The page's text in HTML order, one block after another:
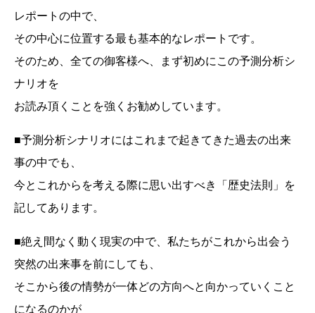
レポートの中で、
その中心に位置する最も基本的なレポートです。
そのため、全ての御客様へ、まず初めにこの予測分析シ
ナリオを
お読み頂くことを強くお勧めしています。
■予測分析シナリオにはこれまで起きてきた過去の出来
事の中でも、
今とこれからを考える際に思い出すべき「歴史法則」を
記してあります。
■絶え間なく動く現実の中で、私たちがこれから出会う
突然の出来事を前にしても、
そこから後の情勢が一体どの方向へと向かっていくこと
になるのかが